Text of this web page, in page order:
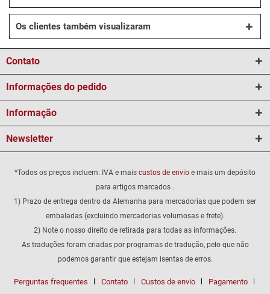
Os clientes também visualizaram
Contato
Informações do pedido
Informação
Newsletter
*Todos os preços incluem. IVA e mais custos de envio e mais um depósito
para artigos marcados .
1) Prazo de entrega dentro da Alemanha para mercadorias que podem ser
embaladas (excluindo mercadorias volumosas e frete).
2) Note o nosso direito de retirada para todas as informações.
As traduções foram criadas por programas de tradução, pelo que não
podemos garantir que estejam isentas de erros.
Perguntas frequentes Contato Custos de envio Pagamento